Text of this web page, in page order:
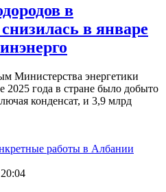
в
в январе
Министерства энергетики
2025 года в стране было добыто
конденсат, и 3,9 млрд